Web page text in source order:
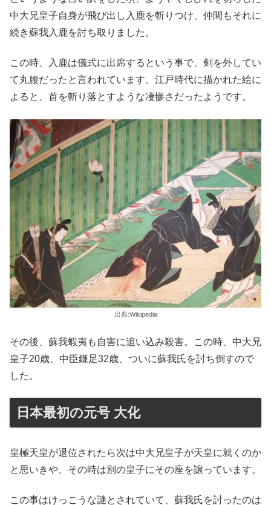
中大兄皇子自身が飛び出し入鹿を斬りつけ、仲間もそれに
続き蘇我入鹿を討ち取りました。
この時、入鹿は儀式に出席するという事で、剣を外してい
て丸腰だったと言われています。江戸時代に描かれた絵に
よると、首を斬り落とすような凄惨さだったようです。
出典:Wikipedia
その後、蘇我蝦夷も自害に追い込み殺害。この時、中大兄
皇子20歳、中臣鎌足32歳、ついに蘇我氏を討ち倒すので
した。
日本最初の元号 大化
皇極天皇が退位されたら次は中大兄皇子が天皇に就くのか
と思いきや、その時は別の皇子にその座を譲っています。
この事はけっこうな謎とされていて、蘇我氏を討ったのは